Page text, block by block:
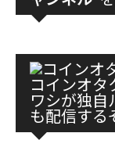
コインオタ
ワシが独自
も配信する